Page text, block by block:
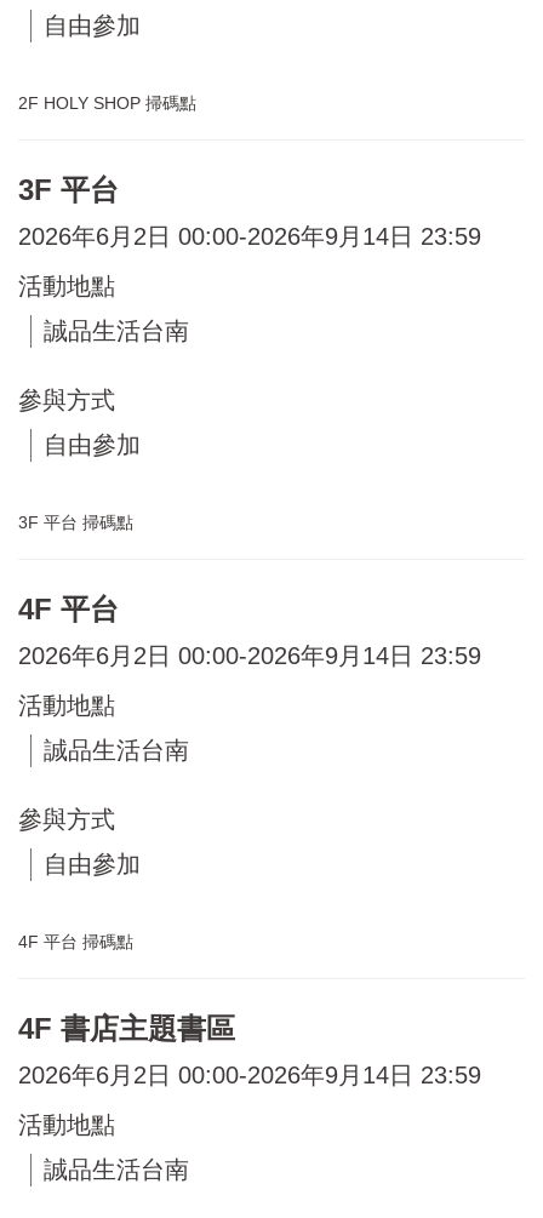
自由參加
2F HOLY SHOP 掃碼點
3F 平台
2026年6月2日 00:00-2026年9月14日 23:59
活動地點
誠品生活台南
參與方式
自由參加
3F 平台 掃碼點
4F 平台
2026年6月2日 00:00-2026年9月14日 23:59
活動地點
誠品生活台南
參與方式
自由參加
4F 平台 掃碼點
4F 書店主題書區
2026年6月2日 00:00-2026年9月14日 23:59
活動地點
誠品生活台南